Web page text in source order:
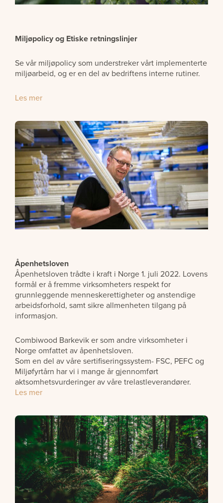
Miljøpolicyog Etiske retningslinjer
Se vår miljøpolicy som understreker vårt implementerte
miljøarbeid, og er en del av bedriftens interne rutiner.
Les mer
Åpenhetsloven
Åpenhetsloven trådte i kraft i Norge 1. juli 2022. Lovens
formål er å fremme virksomheters respekt for
grunnleggende menneskerettigheter og anstendige
arbeidsforhold, samt sikre allmenheten tilgang på
informasjon.
Combiwood Barkevik er som andre virksomheter i
Norge omfattet av åpenhetsloven.
Som en del av våre sertifiseringssystem- FSC, PEFC og
Miljøfyrtårn har vi i mange år gjennomført
aktsomhetsvurderinger av våre trelastleverandører.
Les mer